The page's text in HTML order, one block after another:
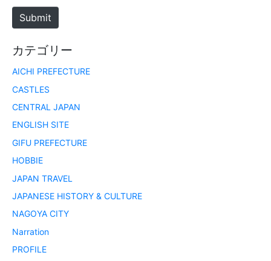
e
Submit
カテゴリー
AICHI PREFECTURE
CASTLES
CENTRAL JAPAN
ENGLISH SITE
GIFU PREFECTURE
HOBBIE
JAPAN TRAVEL
JAPANESE HISTORY & CULTURE
NAGOYA CITY
Narration
PROFILE